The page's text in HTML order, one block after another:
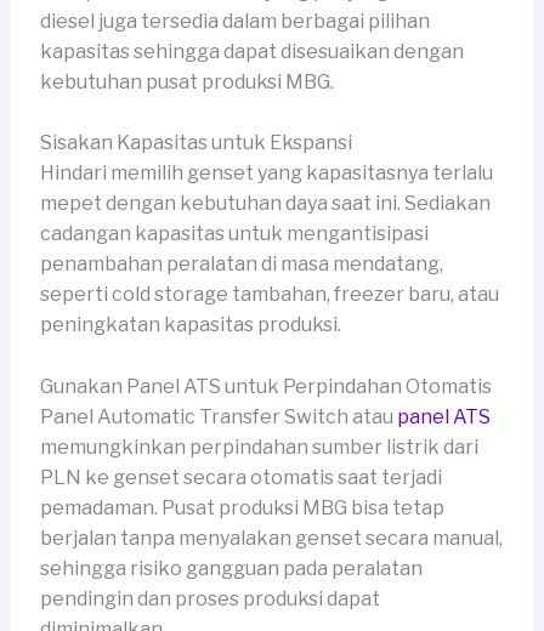
diesel juga tersedia dalam berbagai pilihan
kapasitas sehingga dapat disesuaikan dengan
kebutuhan pusat produksi MBG.
Sisakan Kapasitas untuk Ekspansi
Hindari memilih genset yang kapasitasnya terlalu
mepet dengan kebutuhan daya saat ini. Sediakan
cadangan kapasitas untuk mengantisipasi
penambahan peralatan di masa mendatang,
seperti cold storage tambahan, freezer baru, atau
peningkatan kapasitas produksi.
Gunakan Panel ATS untuk Perpindahan Otomatis
Panel Automatic Transfer Switch atau panel ATS
memungkinkan perpindahan sumber listrik dari
PLN ke genset secara otomatis saat terjadi
pemadaman. Pusat produksi MBG bisa tetap
berjalan tanpa menyalakan genset secara manual,
sehingga risiko gangguan pada peralatan
pendingin dan proses produksi dapat